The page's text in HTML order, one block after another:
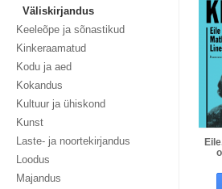
Väliskirjandus
Keeleõpe ja sõnastikud
Kinkeraamatud
Kodu ja aed
Kokandus
Kultuur ja ühiskond
Kunst
Laste- ja noortekirjandus
Loodus
Majandus